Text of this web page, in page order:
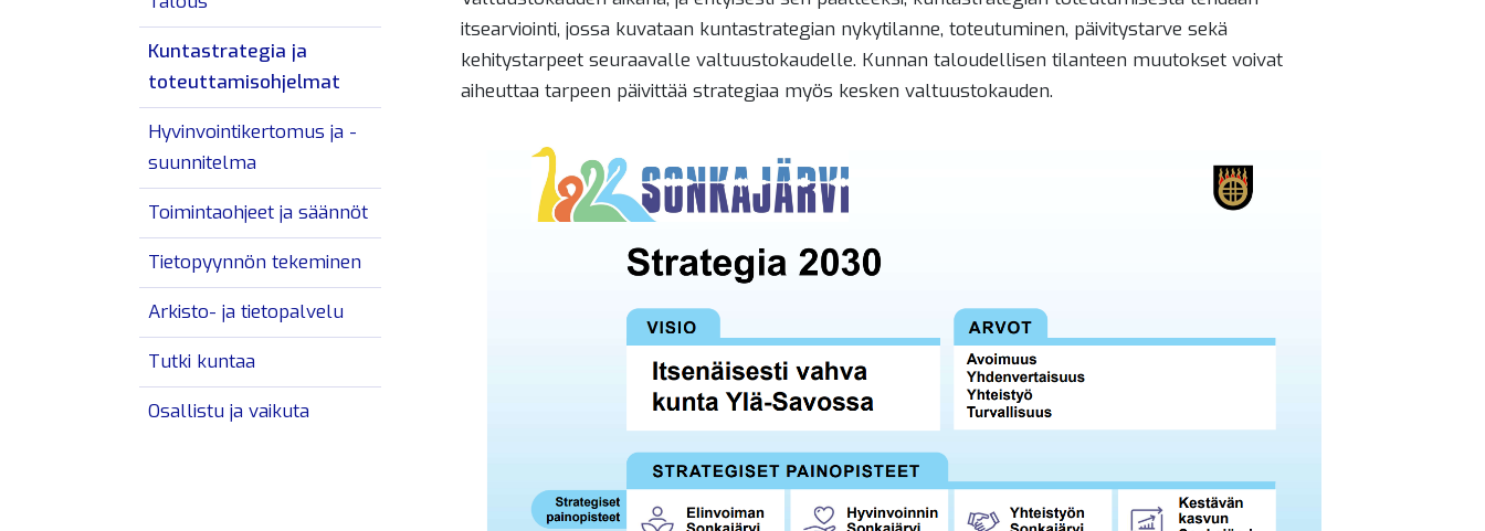
Kuntastrategia ja
toteuttamisohjelmat
Hyvinvointikertomus ja -
suunnitelma
Toimintaohjeet ja säännöt
Tietopyynnön tekeminen
Arkisto- ja tietopalvelu
Tutki kuntaa
Osallistu ja vaikuta
itsearviointi, jossa kuvataan kuntastrategian nykytilanne, toteutuminen, päivitystarve sekä
kehitystarpeet seuraavalle valtuustokaudelle. Kunnan taloudellisen tilanteen muutokset voivat
aiheuttaa tarpeen päivittää strategiaa myös kesken valtuustokauden.